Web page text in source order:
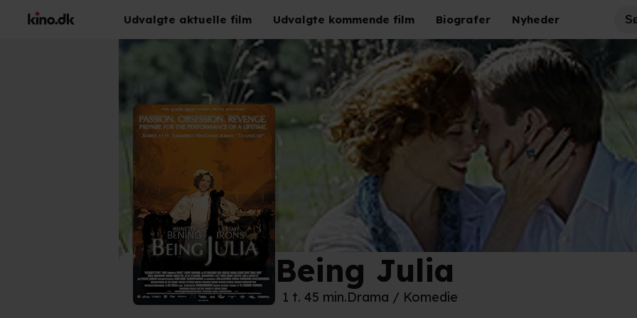
Udvalgte aktuelle film Udvalgte kommende film Biografer Nyheder
© Fox Film
Being Julia
1 t. 45 min.Drama / Komedie